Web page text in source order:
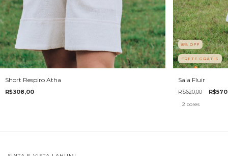
Short Respiro Atha
R$308,00
8% OFF
FRETE GRÁTIS
Saia Fluir
R$620,00
2 cores